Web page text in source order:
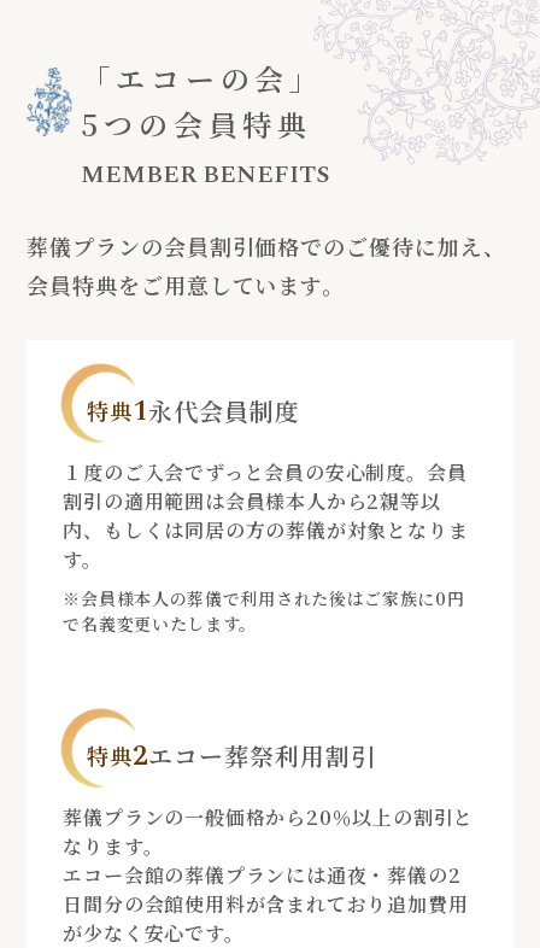
「エコーの会」
5つの会員特典
MEMBER BENEFITS
葬儀プランの会員割引価格でのご優待に加え、
会員特典をご用意しています。
特典1永代会員制度
１度のご入会でずっと会員の安心制度。会員
割引の適用範囲は会員様本人から2親等以
内、もしくは同居の方の葬儀が対象となりま
す。
※会員様本人の葬儀で利用された後はご家族に0円
で名義変更いたします。
特典2エコー葬祭利用割引
葬儀プランの一般価格から20％以上の割引と
なります。
エコー会館の葬儀プランには通夜・葬儀の2
日間分の会館使用料が含まれており追加費用
が少なく安心です。